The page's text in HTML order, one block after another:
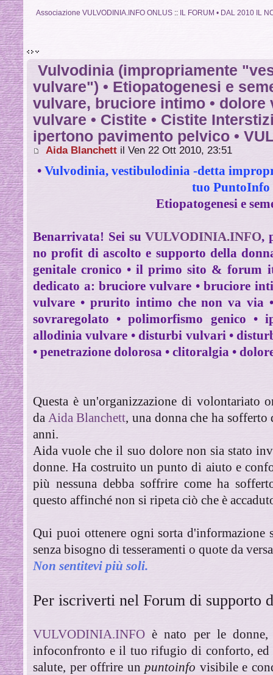
Associazione VULVODINIA.INFO ONLUS :: IL FORUM • DAL 2010 IL
Vulvodinia (impropriamente
vulvare") • Etiopatogenesi e
vulvare, bruciore intimo • dolore
vulvare • Cistite • Cistite
ipertono pavimento pelvico •
Aida Blanchett il Ven 22 Ott 2010, 23:51
•Vulvodinia, vestibulodinia -detta
tuo PuntoInfo
Etiopatogenesi e
Benarrivata! Sei suVULVODINIA.INFO,
no profit di ascolto e supporto della
genitale cronico • il primosito & forum
dedicato a: bruciore vulvare • bruciore
vulvare • prurito intimo che non va via
sovraregolato • polimorfismo genico •
allodinia vulvare • disturbi vulvari •
• penetrazione dolorosa • clitoralgia •
Questa è un'organizzazione di volontariato
da Aida Blanchett, una donna che ha
anni.
Aida vuole che il suo dolore non sia stato
donne. Ha costruito un punto di aiuto e
più nessuna debba soffrire come ha
questo affinché non si ripeta ciò che è
Qui puoi ottenere ogni sorta
senza bisogno di tesseramenti o quote da
Non sentitevi più soli.
Per iscriverti nel Forum di supporto
VULVODINIA.INFO è nato per le
infoconfronto e il tuo rifugio di conforto, ed
salute, per offrire un puntoinfo visibile e